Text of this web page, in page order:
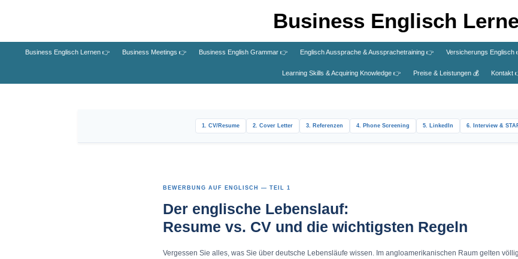
springen
Business Englisch
Business Englisch Lernen 👉 Business Meetings 👉 Business English Grammar 👉 Englisch Aussprache & Aussprachetraining 👉 Versicherungs Englisch
Learning Skills & Acquiring Knowledge 👉 Preise & Leistungen 💰 Kontakt
1. CV/Resume 2. Cover Letter 3. Referenzen 4. Phone Screening 5. LinkedIn 6. Interview &
BEWERBUNG AUF ENGLISCH — TEIL 1
Der englische Lebenslauf:
Resume vs. CV und die wichtigsten Regeln
Vergessen Sie alles, was Sie über deutsche Lebensläufe wissen. Im angloamerikanischen Raum gelten